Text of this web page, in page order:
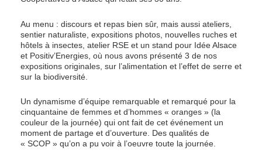
Au menu : discours et repas bien sûr, mais aussi ateliers,
sentier naturaliste, expositions photos, nouvelles ruches et
hôtels à insectes, atelier RSE et un stand pour Idée Alsace
et Positiv’Energies, où nous avons présenté 3 de nos
expositions originales, sur l’alimentation et l’effet de serre et
sur la biodiversité.
Un dynamisme d’équipe remarquable et remarqué pour la
cinquantaine de femmes et d’hommes « oranges » (la
couleur de la journée) qui ont fait de cet événement un
moment de partage et d’ouverture. Des qualités de
« SCOP » qu’on a pu voir à l’oeuvre toute la journée.